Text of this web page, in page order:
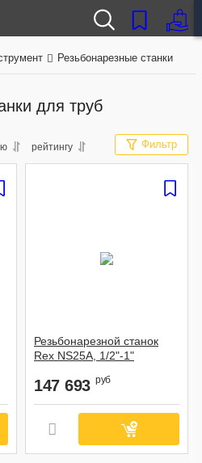
Резьбонарезные станки
для труб
рейтингу Фильтр
Резьбонарезной станок
Rex NS25A, 1/2"-1"
147 693 руб